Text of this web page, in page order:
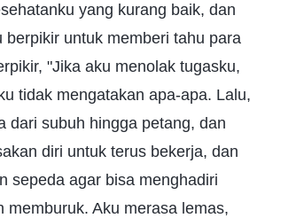
yang kurang baik, dan
untuk memberi tahu para
"Jika aku menolak tugasku,
tidak mengatakan apa-apa. Lalu,
dari subuh hingga petang, dan
diri untuk terus bekerja, dan
sepeda agar bisa menghadiri
Aku merasa lemas,